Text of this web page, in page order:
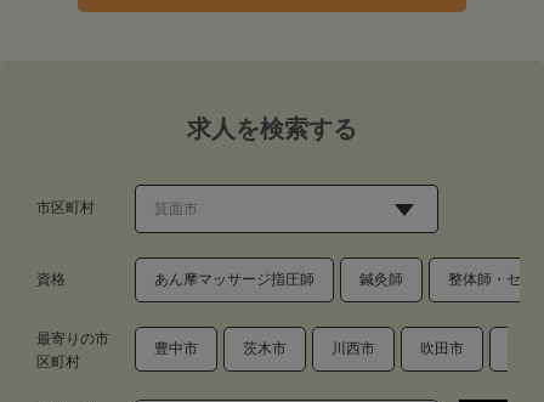
求人を検索する
市区町村
資格 あん摩マッサージ指圧師 鍼灸師 整体師・セラ
最寄りの市
区町村
豊中市 茨木市 川西市 吹田市